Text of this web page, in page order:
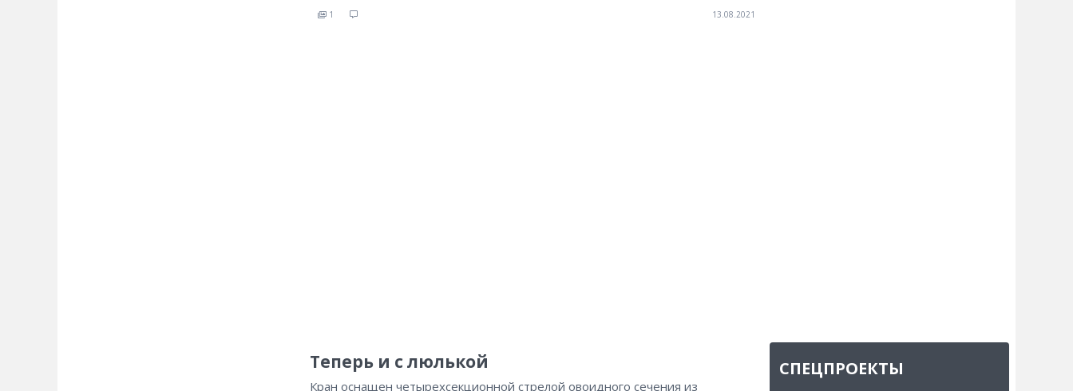
1 13.08.2021
Теперь и с люлькой
Кран оснащен четырехсекционной стрелой овоидного сечения из
СПЕЦПРОЕКТЫ